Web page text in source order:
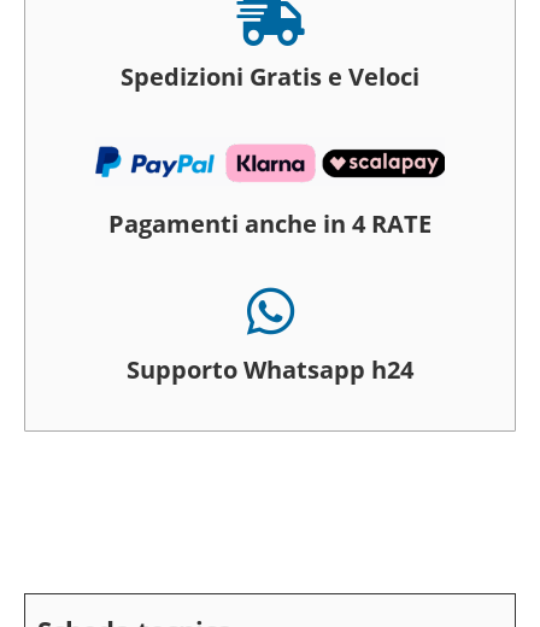

Spedizioni Gratis e Veloci
Pagamenti anche in 4 RATE

Supporto Whatsapp h24